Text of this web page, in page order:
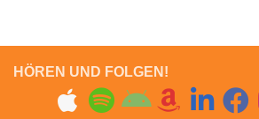
HÖREN UND FOLGEN!